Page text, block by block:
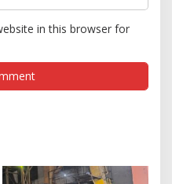
in this browser for